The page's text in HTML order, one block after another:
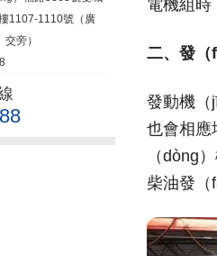
1107-1110號（廣
旁）
電機組時
二、發
發動機（
也會相應
（dòng
柴油發（